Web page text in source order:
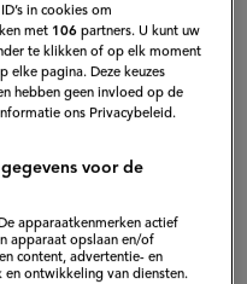
Graz naar
of een kop koffie.
keer per week voor
Vooral de
vleessalade en
in cookies om
met 106 partners. U kunt uw
te klikken of op elk moment
elke pagina. Deze keuzes
hebben geen invloed op de
ons Privacybeleid.
voor de
apparaatkenmerken actief
apparaat opslaan en/of
content, advertentie- en
ontwikkeling van diensten.